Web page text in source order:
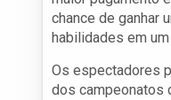
chance de ganhar
habilidades em
Os espectadores
dos campeonatos